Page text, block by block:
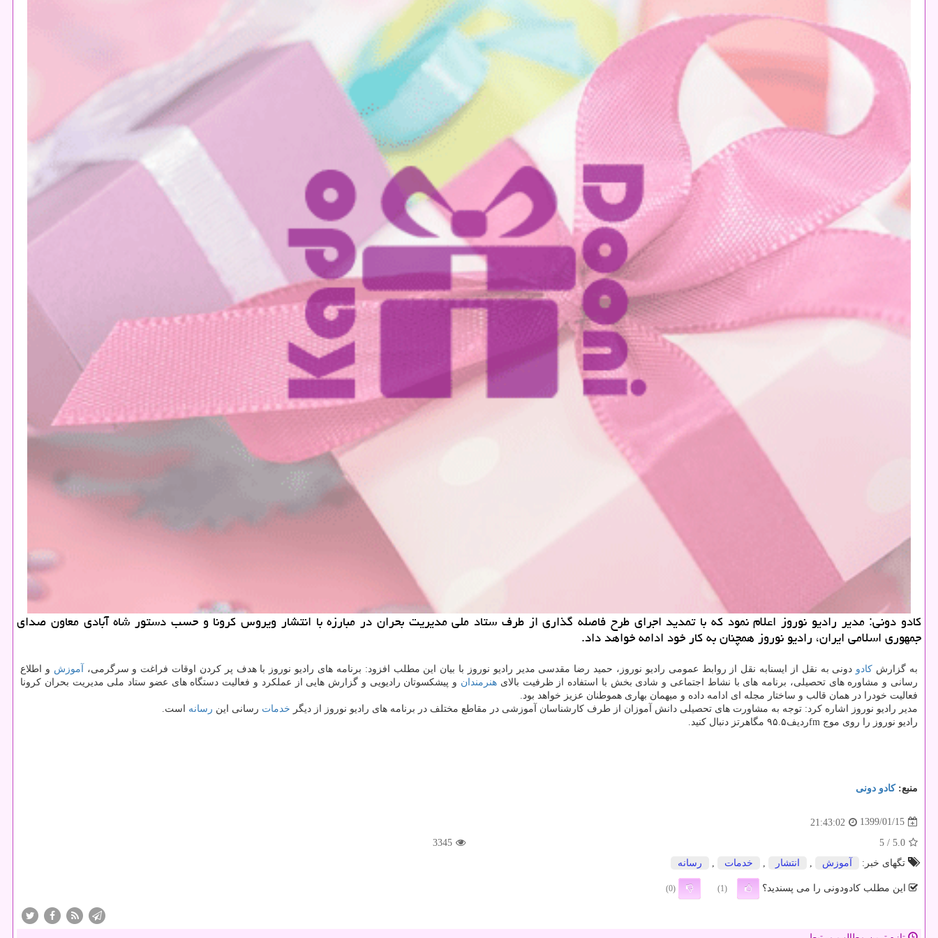
كادو دونی: مدیر رادیو نوروز اعلام نمود كه با تمدید اجرای طرح فاصله گذاری از طرف ستاد ملی مدیریت بحران در مبارزه با انتشار ویروس كرونا و حسب دستور شاه آبادی معاون صدای
جمهوری اسلامی ایران، رادیو نوروز همچنان به كار خود ادامه خواهد داد.
به گزارش كادو دونی به نقل از ایسنابه نقل از روابط عمومی رادیو نوروز، حمید رضا مقدسی مدیر رادیو نوروز با بیان این مطلب افزود: برنامه های رادیو نوروز با هدف پر كردن اوقات فراغت و سرگرمی، آموزش و اطلاع
رسانی و مشاوره های تحصیلی، برنامه های با نشاط اجتماعی و شادی بخش با استفاده از ظرفیت بالای هنرمندان و پیشكسوتان رادیویی و گزارش هایی از عملكرد و فعالیت دستگاه های عضو ستاد ملی مدیریت بحران كرونا
فعالیت خودرا در همان قالب و ساختار مجله ای ادامه داده و میهمان بهاری هموطنان عزیز خواهد بود.
مدیر رادیو نوروز اشاره كرد: توجه به مشاورت های تحصیلی دانش آموزان از طرف كارشناسان آموزشی در مقاطع مختلف در برنامه های رادیو نوروز از دیگر خدمات رسانی این رسانه است.
رادیو نوروز را روی موج fmردیف۹۵.۵ مگاهرتز دنبال كنید.
منبع:كادو دونی
1399/01/15
21:43:02
5.0
/ 5
3345
تگهای خبر:
آموزش انتشار خدمات رسانه
این مطلب کادودونی را می پسندید؟ (1)
(0)